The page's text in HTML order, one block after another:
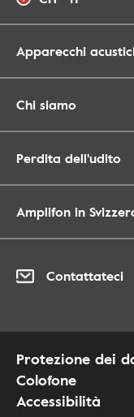
Apparecchi
Chi siamo
Perdita dell'udito
Amplifon in
Contattateci
Protezione dei
Colofone
Accessibilità